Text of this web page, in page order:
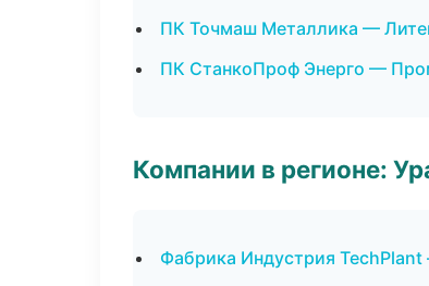
ПК Точмаш Металлика —
ПК СтанкоПроф Энерго —
Компании в регионе:
Фабрика Индустрия